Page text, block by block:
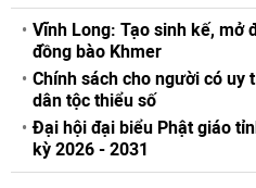
Vĩnh Long: Tạo sinh kế, mở
đồng bào Khmer
Chính sách cho người có uy
dân tộc thiểu số
Đại hội đại biểu Phật giáo
kỳ 2026 - 2031